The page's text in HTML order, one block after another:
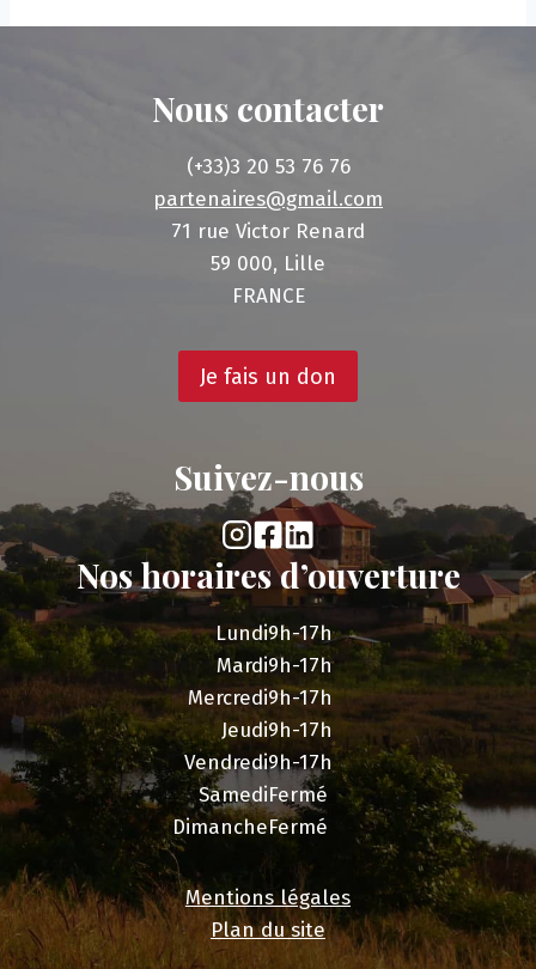
Nous contacter
(+33)3 20 53 76 76
partenaires@gmail.com
71 rue Victor Renard
59 000, Lille
FRANCE
Je fais un don
Suivez-nous
Nos horaires d’ouverture
Lundi
Mardi
Mercredi
Jeudi
Vendredi
Samedi
Dimanche
9h-17h
9h-17h
9h-17h
9h-17h
9h-17h
Fermé
Fermé
Mentions légales
Plan du site